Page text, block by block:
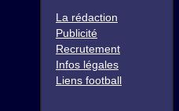
La rédaction
Publicité
Recrutement
Infos légales
Liens football